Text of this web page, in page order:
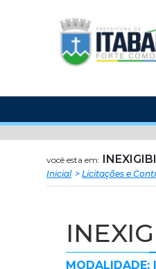
Prefeitura
Municipal
Itabaiana
você esta em:
Inicial Licitações e
MODALIDADE: